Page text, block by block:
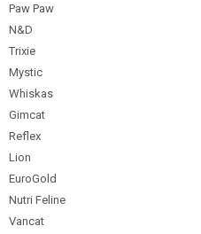
Paw Paw
N&D
Trixie
Mystic
Whiskas
Gimcat
Reflex
Lion
EuroGold
Nutri Feline
Vancat